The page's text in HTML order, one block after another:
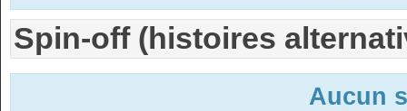
Spin-off (histoires
Aucun